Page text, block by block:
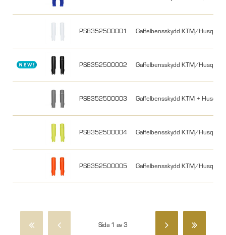
PS8352500001 Gaffelbensskydd KTM/
PS8352500002 Gaffelbensskydd KTM/
PS8352500003 Gaffelbensskydd KTM +
PS8352500004 Gaffelbensskydd KTM/
PS8352500005 Gaffelbensskydd KTM/
Sida 1 av 3